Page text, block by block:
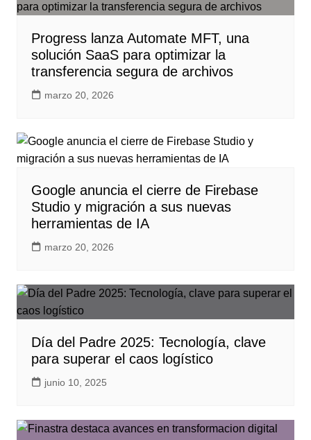
Progress lanza Automate MFT, una
solución SaaS para optimizar la
transferencia segura de archivos
marzo 20, 2026
Google anuncia el cierre de Firebase
Studio y migración a sus nuevas
herramientas de IA
marzo 20, 2026
Día del Padre 2025: Tecnología, clave
para superar el caos logístico
junio 10, 2025